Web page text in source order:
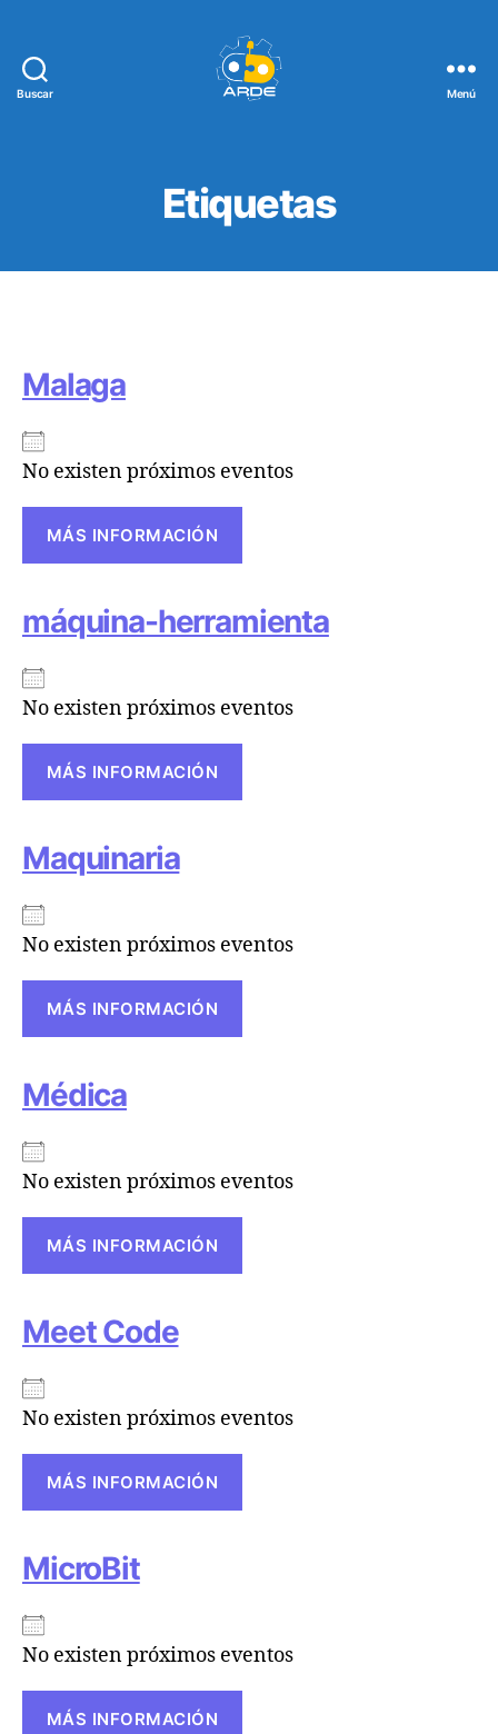
Buscar Menú
Etiquetas
Malaga
No existen próximos eventos
MÁS INFORMACIÓN
máquina-herramienta
No existen próximos eventos
MÁS INFORMACIÓN
Maquinaria
No existen próximos eventos
MÁS INFORMACIÓN
Médica
No existen próximos eventos
MÁS INFORMACIÓN
Meet Code
No existen próximos eventos
MÁS INFORMACIÓN
MicroBit
No existen próximos eventos
MÁS INFORMACIÓN